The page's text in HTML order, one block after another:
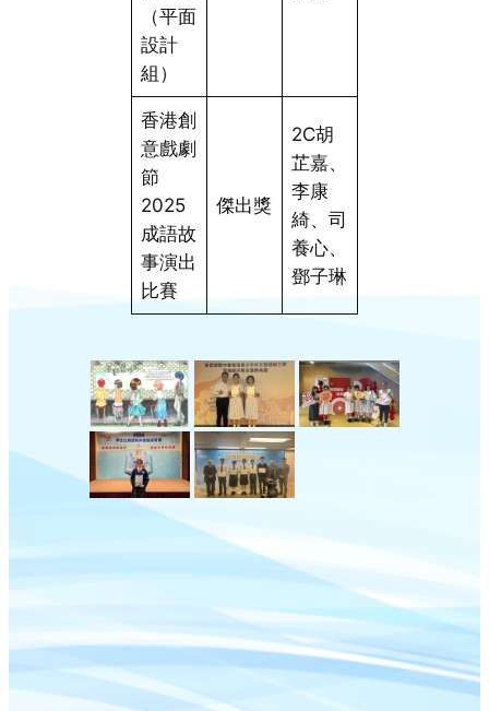
（平面
設計
組）
香港創
意戲劇
節
2025
成語故
事演出
比賽
傑出獎
2C胡
芷嘉、
李康
綺、司
養心、
鄧子琳